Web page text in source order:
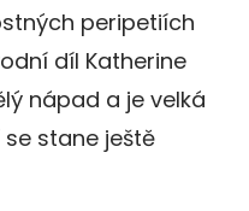
peripetiích
díl Katherine
nápad a je velká
stane ještě